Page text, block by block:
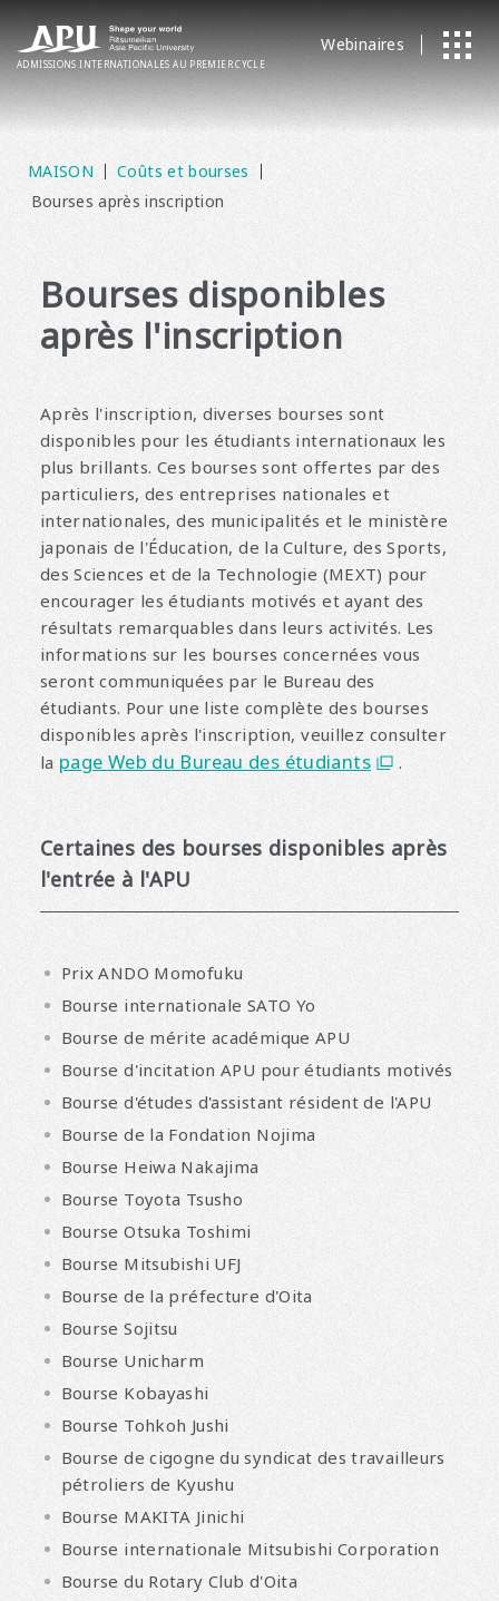
ADMISSIONS ​ ​INTERNATIONALES AU PREMIER CYCLE
Webinaires
MAISON
Coûts et bourses
Bourses après inscription
Bourses disponibles
après l'inscription
Après l'inscription, diverses bourses sont
disponibles pour les étudiants internationaux les
plus brillants. Ces bourses sont offertes par des
particuliers, des entreprises nationales et
internationales, des municipalités et le ministère
japonais de l'Éducation, de la Culture, des Sports,
des Sciences et de la Technologie (MEXT) pour
encourager les étudiants motivés et ayant des
résultats remarquables dans leurs activités. Les
informations sur les bourses concernées vous
seront communiquées par le Bureau des
étudiants. Pour une liste complète des bourses
disponibles après l'inscription, veuillez consulter
la page Web du Bureau des étudiants .
Certaines des bourses disponibles après
l'entrée à l'APU
Prix ANDO Momofuku
Bourse internationale SATO Yo
Bourse de mérite académique APU
Bourse d'incitation APU pour étudiants motivés
Bourse d'études d'assistant résident de l'APU
Bourse de la Fondation Nojima
Bourse Heiwa Nakajima
Bourse Toyota Tsusho
Bourse Otsuka Toshimi
Bourse Mitsubishi UFJ
Bourse de la préfecture d'Oita
Bourse Sojitsu
Bourse Unicharm
Bourse Kobayashi
Bourse Tohkoh Jushi
Bourse de cigogne du syndicat des travailleurs
pétroliers de Kyushu
Bourse MAKITA Jinichi
Bourse internationale Mitsubishi Corporation
Bourse du Rotary Club d'Oita